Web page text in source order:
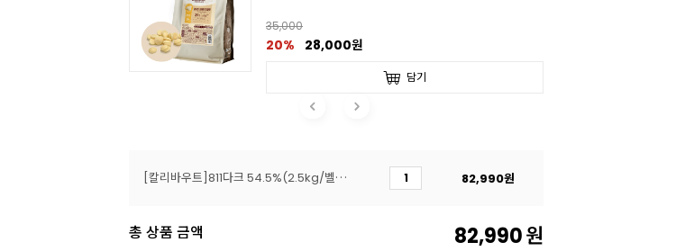
35,000
20% 28,000원
담기
[칼리바우트]811다크 54.5%(2.5kg/벨기에) 82,990원
총 상품 금액 82,990원